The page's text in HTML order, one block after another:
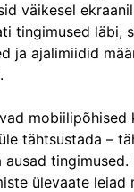
väikesel
tingimused läbi,
ja ajalimiidid
mobiilipõhised
tähtsustada –
ausad tingimused.
ülevaate leiad